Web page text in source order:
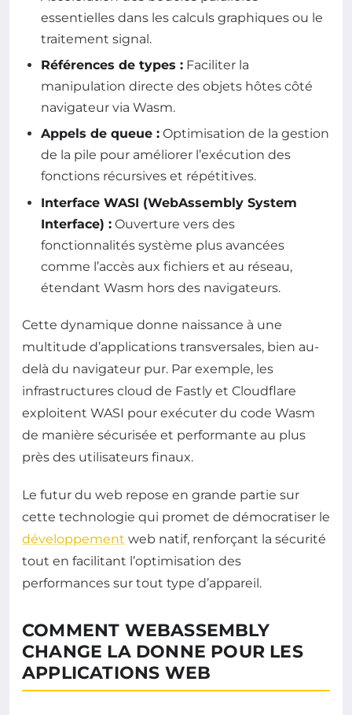
essentielles dans les calculs graphiques ou le
traitement signal.
Références de types : Faciliter la
manipulation directe des objets hôtes côté
navigateur via Wasm.
Appels de queue : Optimisation de la gestion
de la pile pour améliorer l’exécution des
fonctions récursives et répétitives.
Interface WASI (WebAssembly System
Interface) : Ouverture vers des
fonctionnalités système plus avancées
comme l’accès aux fichiers et au réseau,
étendant Wasm hors des navigateurs.
Cette dynamique donne naissance à une
multitude d’applications transversales, bien au-
delà du navigateur pur. Par exemple, les
infrastructures cloud de Fastly et Cloudflare
exploitent WASI pour exécuter du code Wasm
de manière sécurisée et performante au plus
près des utilisateurs finaux.
Le futur du web repose en grande partie sur
cette technologie qui promet de démocratiser le
développement web natif, renforçant la sécurité
tout en facilitant l’optimisation des
performances sur tout type d’appareil.
COMMENT WEBASSEMBLY
CHANGE LA DONNE POUR LES
APPLICATIONS WEB